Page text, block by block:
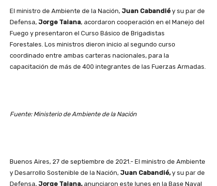
El ministro de Ambiente de la Nación, Juan Cabandié y su par de
Defensa, Jorge Taiana, acordaron cooperación en el Manejo del
Fuego y presentaron el Curso Básico de Brigadistas
Forestales. Los ministros dieron inicio al segundo curso
coordinado entre ambas carteras nacionales, para la
capacitación de más de 400 integrantes de las Fuerzas Armadas.
Fuente: Ministerio de Ambiente de la Nación
Buenos Aires, 27 de septiembre de 2021.- El ministro de Ambiente
y Desarrollo Sostenible de la Nación, Juan Cabandié,y su par de
Defensa, Jorge Taiana,anunciaron este lunes en la Base Naval